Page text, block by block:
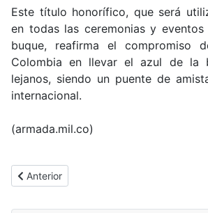
Este título honorífico, que será
en todas las ceremonias y
buque, reafirma el compromiso
Colombia en llevar el azul de la
lejanos, siendo un puente de
internacional.
(armada.mil.co)
Artículo anterior: Durante misiones
Anterior